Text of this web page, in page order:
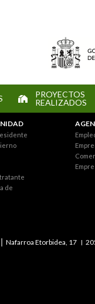
PROYECTOS
REALIZADOS
de
Nafarroa Etorbidea, 17